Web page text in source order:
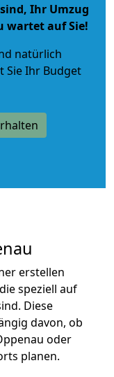
Ihr Umzug
wartet auf Sie!
natürlich
Sie Ihr Budget
erstellen
speziell auf
Diese
davon, ob
oder
planen.